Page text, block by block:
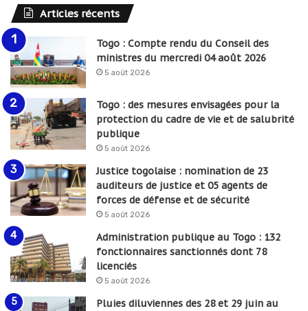
Articles récents
Togo : Compte rendu du Conseil des
ministres du mercredi 04 août 2026
5 août 2026
Togo : des mesures envisagées pour la
protection du cadre de vie et de salubrité
publique
5 août 2026
Justice togolaise : nomination de 23
auditeurs de justice et 05 agents de
forces de défense et de sécurité
5 août 2026
Administration publique au Togo : 132
fonctionnaires sanctionnés dont 78
licenciés
5 août 2026
Pluies diluviennes des 28 et 29 juin au